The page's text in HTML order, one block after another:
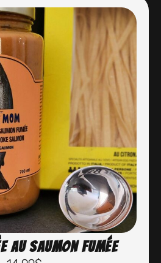
au saumon fumée